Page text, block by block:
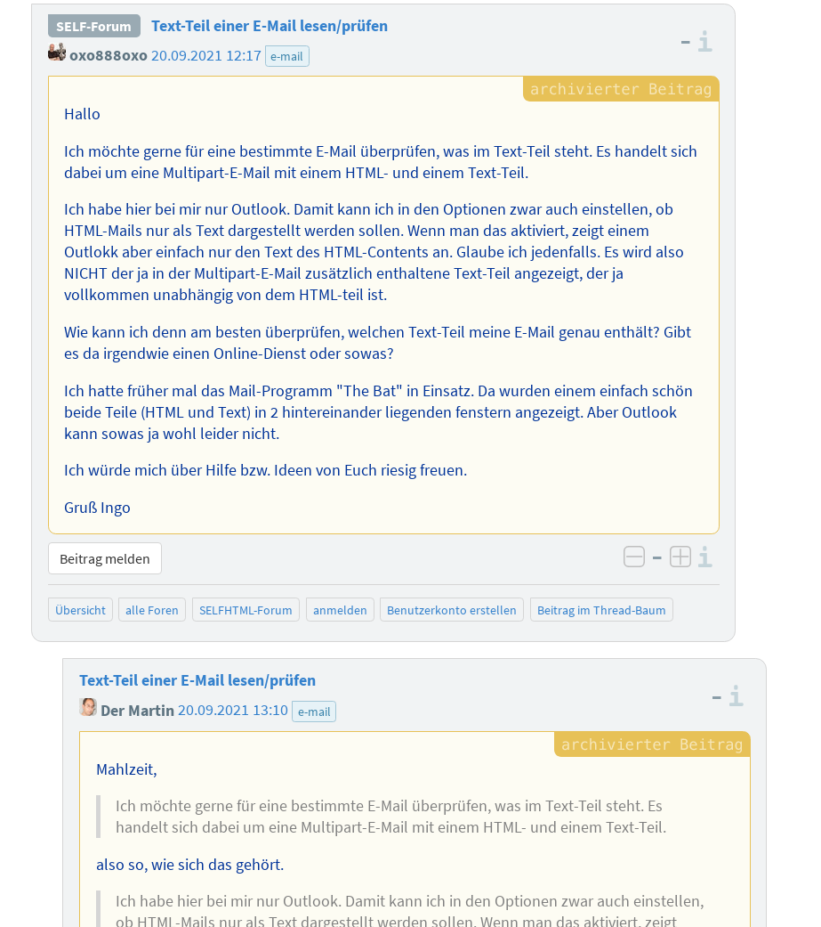
SELF-Forum
Text-Teil einer E-Mail lesen/prüfen
oxo888oxo20.09.2021 12:17 e-mail
–
Hallo
Ich möchte gerne für eine bestimmte E-Mail überprüfen, was im Text-Teil steht. Es handelt sich
dabei um eine Multipart-E-Mail mit einem HTML- und einem Text-Teil.
Ich habe hier bei mir nur Outlook. Damit kann ich in den Optionen zwar auch einstellen, ob
HTML-Mails nur als Text dargestellt werden sollen. Wenn man das aktiviert, zeigt einem
Outlokk aber einfach nur den Text des HTML-Contents an. Glaube ich jedenfalls. Es wird also
NICHT der ja in der Multipart-E-Mail zusätzlich enthaltene Text-Teil angezeigt, der ja
vollkommen unabhängig von dem HTML-teil ist.
Wie kann ich denn am besten überprüfen, welchen Text-Teil meine E-Mail genau enthält? Gibt
es da irgendwie einen Online-Dienst oder sowas?
Ich hatte früher mal das Mail-Programm "The Bat" in Einsatz. Da wurden einem einfach schön
beide Teile (HTML und Text) in 2 hintereinander liegenden fenstern angezeigt. Aber Outlook
kann sowas ja wohl leider nicht.
Ich würde mich über Hilfe bzw. Ideen von Euch riesig freuen.
Gruß Ingo
Beitrag melden negativ bewerten
– positiv bewerten
Übersicht alle Foren SELFHTML-Forum anmelden Benutzerkonto erstellen Beitrag im Thread-Baum
Text-Teil einer E-Mail lesen/prüfen
Der Martin20.09.2021 13:10 e-mail
–
Mahlzeit,
Ich möchte gerne für eine bestimmte E-Mail überprüfen, was im Text-Teil steht. Es
handelt sich dabei um eine Multipart-E-Mail mit einem HTML- und einem Text-Teil.
also so, wie sich das gehört.
Ich habe hier bei mir nur Outlook. Damit kann ich in den Optionen zwar auch einstellen,
ob HTML-Mails nur als Text dargestellt werden sollen. Wenn man das aktiviert, zeigt